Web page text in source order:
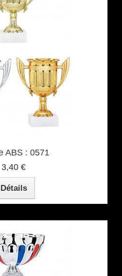
ABS : 0571
3,40 €
Détails